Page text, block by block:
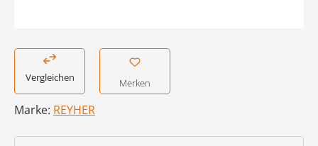
Vergleichen Merken
Marke: REYHER